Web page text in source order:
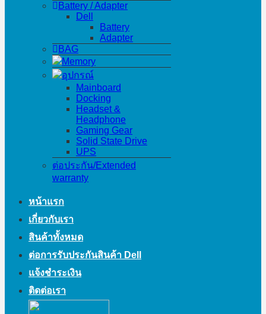
Battery / Adapter
Dell
Battery
Adapter
BAG
Memory
อุปกรณ์
Mainboard
Docking
Headset &
Headphone
Gaming Gear
Solid State Drive
UPS
ต่อประกัน/Extended
warranty
หน้าแรก
เกี่ยวกับเรา
สินค้าทั้งหมด
ต่อการรับประกันสินค้า Dell
แจ้งชำระเงิน
ติดต่อเรา